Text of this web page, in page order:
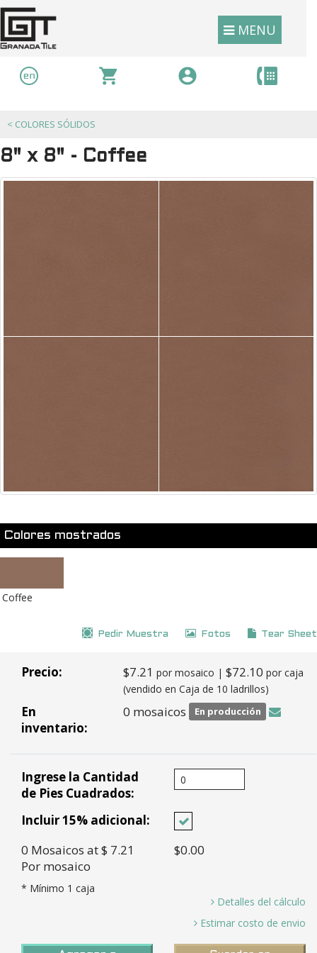
MENU
< COLORES SÓLIDOS
8" x 8" - Coffee
Colores mostrados
Coffee
Pedir Muestra Fotos Tear Sheet
Precio: $7.21 por mosaico | $72.10 por caja
(vendido en Caja de 10 ladrillos)
En
inventario:
0 mosaicos En producción
Ingrese la Cantidad
de Pies Cuadrados:
Incluir 15% adicional:
0 Mosaicos at $ 7.21
Por mosaico
$0.00
* Mínimo 1 caja
Detalles del cálculo
0 Pies Cuadrados / 0.44 Pies cuadrados por mosaico =
Estimar costo de envio
Tiempo en
2-7 dias por mosaicos en